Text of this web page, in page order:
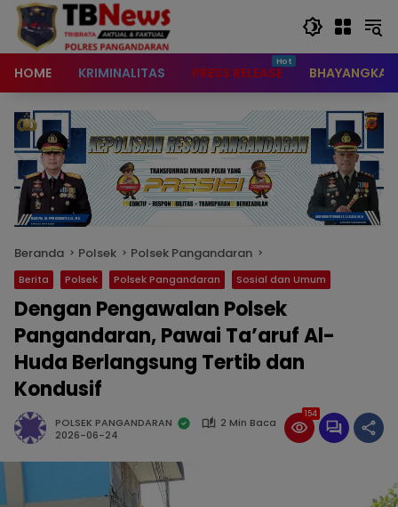
content
HOME KRIMINALITAS PRESS RELEASE BHAYANGKARI
Beranda Polsek Polsek Pangandaran
Berita Polsek Polsek Pangandaran Sosial dan Umum
Dengan Pengawalan Polsek
Pangandaran, Pawai Ta’aruf Al-
Huda Berlangsung Tertib dan
Kondusif
POLSEK PANGANDARAN
2 Min Baca
2026-06-24
154